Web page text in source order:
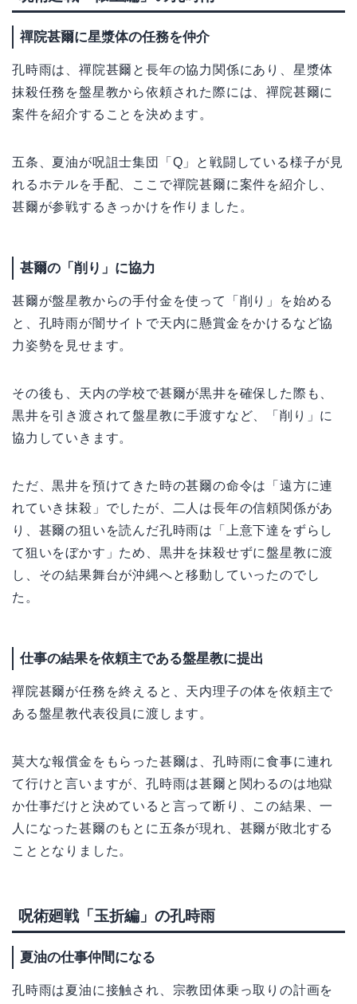
禪院甚爾に星漿体の任務を仲介
孔時雨は、禪院甚爾と長年の協力関係にあり、星漿体
抹殺任務を盤星教から依頼された際には、禪院甚爾に
案件を紹介することを決めます。
五条、夏油が呪詛士集団「Q」と戦闘している様子が見
れるホテルを手配、ここで禪院甚爾に案件を紹介し、
甚爾が参戦するきっかけを作りました。
甚爾の「削り」に協力
甚爾が盤星教からの手付金を使って「削り」を始める
と、孔時雨が闇サイトで天内に懸賞金をかけるなど協
力姿勢を見せます。
その後も、天内の学校で甚爾が黒井を確保した際も、
黒井を引き渡されて盤星教に手渡すなど、「削り」に
協力していきます。
ただ、黒井を預けてきた時の甚爾の命令は「遠方に連
れていき抹殺」でしたが、二人は長年の信頼関係があ
り、甚爾の狙いを読んだ孔時雨は「上意下達をずらし
て狙いをぼかす」ため、黒井を抹殺せずに盤星教に渡
し、その結果舞台が沖縄へと移動していったのでし
た。
仕事の結果を依頼主である盤星教に提出
禪院甚爾が任務を終えると、天内理子の体を依頼主で
ある盤星教代表役員に渡します。
莫大な報償金をもらった甚爾は、孔時雨に食事に連れ
て行けと言いますが、孔時雨は甚爾と関わるのは地獄
か仕事だけと決めていると言って断り、この結果、一
人になった甚爾のもとに五条が現れ、甚爾が敗北する
こととなりました。
呪術廻戦「玉折編」の孔時雨
夏油の仕事仲間になる
孔時雨は夏油に接触され、宗教団体乗っ取りの計画を